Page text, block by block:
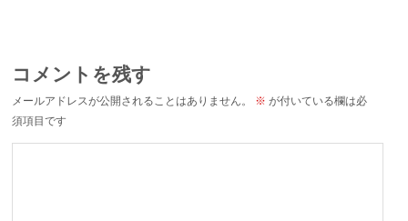
コメントを残す
メールアドレスが公開されることはありません。 ※ が付いている欄は必
須項目です